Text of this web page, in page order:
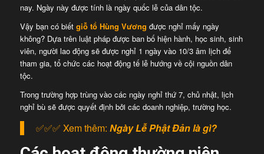
nay. Ngày này được tính là ngày quốc lễ của dân tộc.
Vậy bạn có biết giỗ tổ Hùng Vương được nghỉ mấy ngày
không? Dựa trên luật pháp được ban bố hiện hành, học sinh, sinh
viên, người lao động sẽ được nghỉ 1 ngày vào 10/3 âm lịch để
tham gia, tổ chức các hoạt động tế lễ hướng về cội nguồn dân
tộc.
Trong trường hợp trùng vào các ngày nghỉ thứ 7, chủ nhật, lịch
nghỉ bù sẽ được quyết định bởi các doanh nghiệp, trường học.
✅✅✅ Xem thêm: Ngày Lễ Phật Đản là gì?